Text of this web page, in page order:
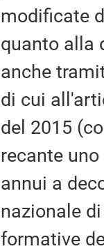
modificate
quanto alla
anche
di cui
del 2015
recante
annui a
nazionale
formative